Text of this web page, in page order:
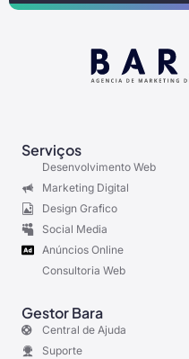
Serviços
Desenvolvimento Web
Marketing Digital
Design Grafico
Social Media
Anúncios Online
Consultoria Web
Gestor Bara
Central de Ajuda
Suporte